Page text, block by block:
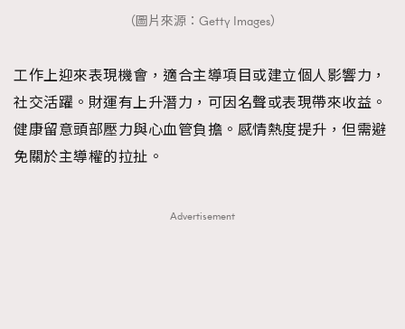
（圖片來源：Getty Images）
工作上迎來表現機會，適合主導項目或建立個人影響力，
社交活躍。財運有上升潛力，可因名聲或表現帶來收益。
健康留意頭部壓力與心血管負擔。感情熱度提升，但需避
免關於主導權的拉扯。
Advertisement